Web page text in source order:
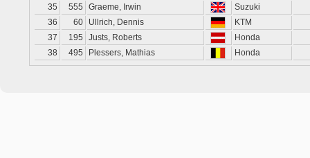
35
555 Graeme, Irwin
Suzuki
36
60 Ullrich, Dennis
KTM
37
195 Justs, Roberts
Honda
38
495 Plessers, Mathias Honda